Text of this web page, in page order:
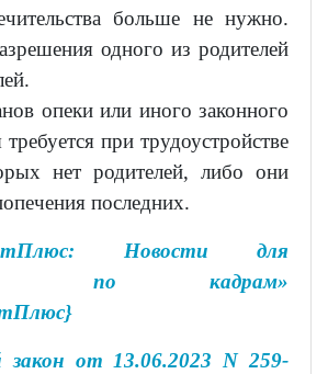
больше не нужно.
одного из родителей
опеки или иного законного
требуется при трудоустройстве
нет родителей, либо они
последних.
Новости для
по кадрам»
закон от 13.06.2023 N 259-